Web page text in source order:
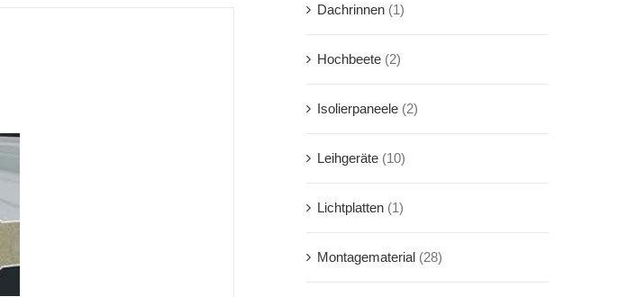
Dachrinnen (1)
Hochbeete (2)
Isolierpaneele (2)
Leihgeräte (10)
Lichtplatten (1)
Montagematerial (28)